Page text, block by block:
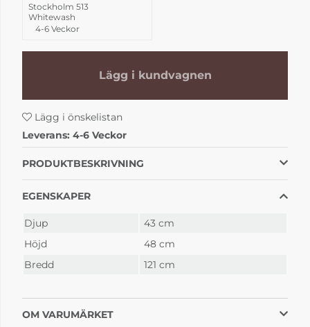
Stockholm 513
Whitewash
4-6 Veckor
Lägg i kundvagnen
Lägg i önskelistan
Leverans: 4-6 Veckor
PRODUKTBESKRIVNING
EGENSKAPER
Djup
43 cm
Höjd
48 cm
Bredd
121 cm
OM VARUMÄRKET